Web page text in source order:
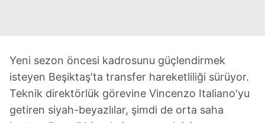
Yeni sezon öncesi kadrosunu güçlendirmek
isteyen Beşiktaş'ta transfer hareketliliği sürüyor.
Teknik direktörlük görevine Vincenzo Italiano'yu
getiren siyah-beyazlılar, şimdi de orta saha